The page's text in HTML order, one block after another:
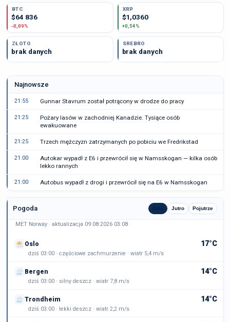
BTC
$64 836
-0,09%
XRP
$1,0360
+0,54%
ZŁOTO
brak danych
SREBRO
brak danych
Najnowsze
21:55 Gunnar Stavrum został potrącony w drodze do pracy
21:25
Pożary lasów w zachodniej Kanadzie. Tysiące osób
ewakuowane
21:25 Trzech mężczyzn zatrzymanych po pobiciu we Fredrikstad
21:00
Autokar wypadł z E6 i przewrócił się w Namsskogan — kilka osób
lekko rannych
21:00 Autobus wypadł z drogi i przewrócił się na E6 w Namsskogan
Pogoda Dziś Jutro Pojutrze
MET Norway · aktualizacja 09.08.2026 03:08
Oslo 17°C
dziś 03:00 · częściowe zachmurzenie · wiatr 5,4 m/s
Bergen 14°C
dziś 03:00 · silny deszcz · wiatr 7,8 m/s
Trondheim 14°C
dziś 03:00 · lekki deszcz · wiatr 2,2 m/s